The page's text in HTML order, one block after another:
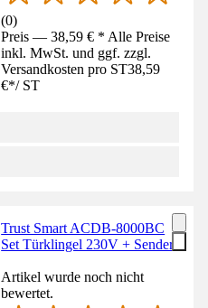
(0)
Preis — 38,59 € * Alle Preise
inkl. MwSt. und ggf. zzgl.
Versandkosten pro ST38,59
€*/ ST
Trust Smart ACDB-8000BC
Set Türklingel 230V + Sender
Artikel wurde noch nicht
bewertet.